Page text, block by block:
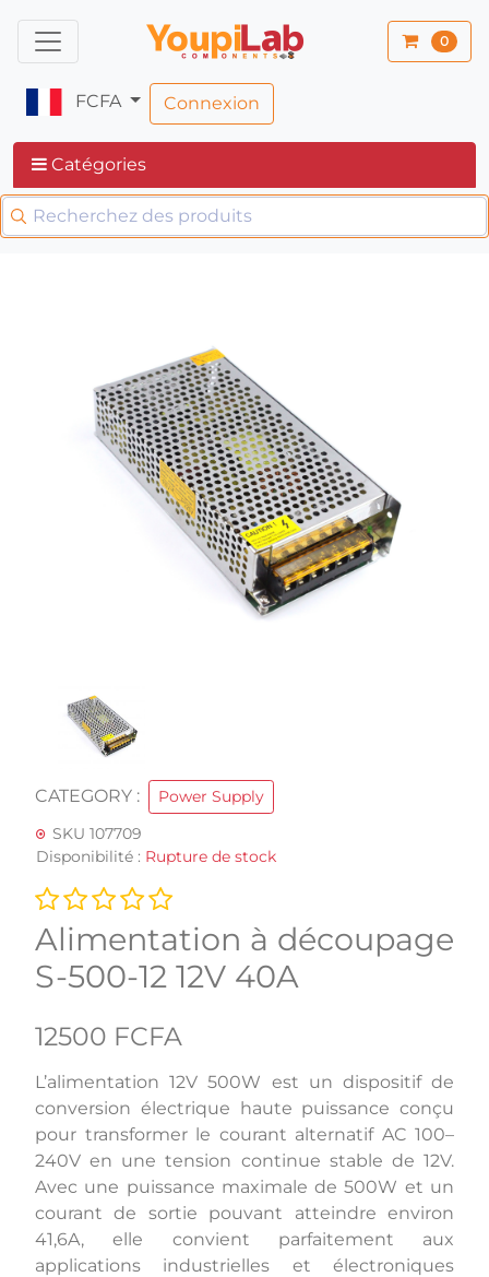
0
FCFA Connexion
Catégories
CATEGORY :
Power Supply
SKU 107709
Disponibilité : Rupture de stock
Alimentation à découpage
S-500-12 12V 40A
12500 FCFA
L’alimentation 12V 500W est un dispositif de
conversion électrique haute puissance conçu
pour transformer le courant alternatif AC 100–
240V en une tension continue stable de 12V.
Avec une puissance maximale de 500W et un
courant de sortie pouvant atteindre environ
41,6A, elle convient parfaitement aux
applications industrielles et électroniques